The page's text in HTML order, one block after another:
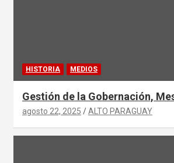
HISTORIA MEDIOS
Gestión de la Gobernación,
agosto 22, 2025 ALTO PARAGUAY